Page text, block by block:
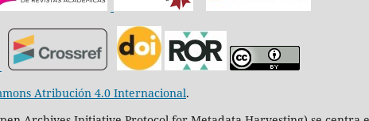
Atribución 4.0 Internacional.